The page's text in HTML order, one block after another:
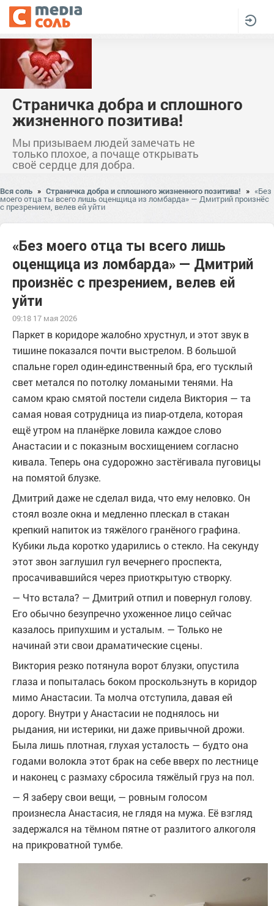
Страничка добра и сплошного
жизненного позитива!
Мы призываем людей замечать не
только плохое, а почаще открывать
своё сердце для добра.
Вся соль » Страничка добра и сплошного жизненного позитива! » «Без
моего отца ты всего лишь оценщица из ломбарда» — Дмитрий произнёс
с презрением, велев ей уйти
«Без моего отца ты всего лишь
оценщица из ломбарда» — Дмитрий
произнёс с презрением, велев ей
уйти
09:18 17 мая 2026
Паркет в коридоре жалобно хрустнул, и этот звук в
тишине показался почти выстрелом. В большой
спальне горел один-единственный бра, его тусклый
свет метался по потолку ломаными тенями. На
самом краю смятой постели сидела Виктория — та
самая новая сотрудница из пиар-отдела, которая
ещё утром на планёрке ловила каждое слово
Анастасии и с показным восхищением согласно
кивала. Теперь она судорожно застёгивала пуговицы
на помятой блузке.
Дмитрий даже не сделал вида, что ему неловко. Он
стоял возле окна и медленно плескал в стакан
крепкий напиток из тяжёлого гранёного графина.
Кубики льда коротко ударились о стекло. На секунду
этот звон заглушил гул вечернего проспекта,
просачивавшийся через приоткрытую створку.
— Что встала? — Дмитрий отпил и повернул голову.
Его обычно безупречно ухоженное лицо сейчас
казалось припухшим и усталым. — Только не
начинай эти свои драматические сцены.
Виктория резко потянула ворот блузки, опустила
глаза и попыталась боком проскользнуть в коридор
мимо Анастасии. Та молча отступила, давая ей
дорогу. Внутри у Анастасии не поднялось ни
рыдания, ни истерики, ни даже привычной дрожи.
Была лишь плотная, глухая усталость — будто она
годами волокла этот брак на себе вверх по лестнице
и наконец с размаху сбросила тяжёлый груз на пол.
— Я заберу свои вещи, — ровным голосом
произнесла Анастасия, не глядя на мужа. Её взгляд
задержался на тёмном пятне от разлитого алкоголя
на прикроватной тумбе.